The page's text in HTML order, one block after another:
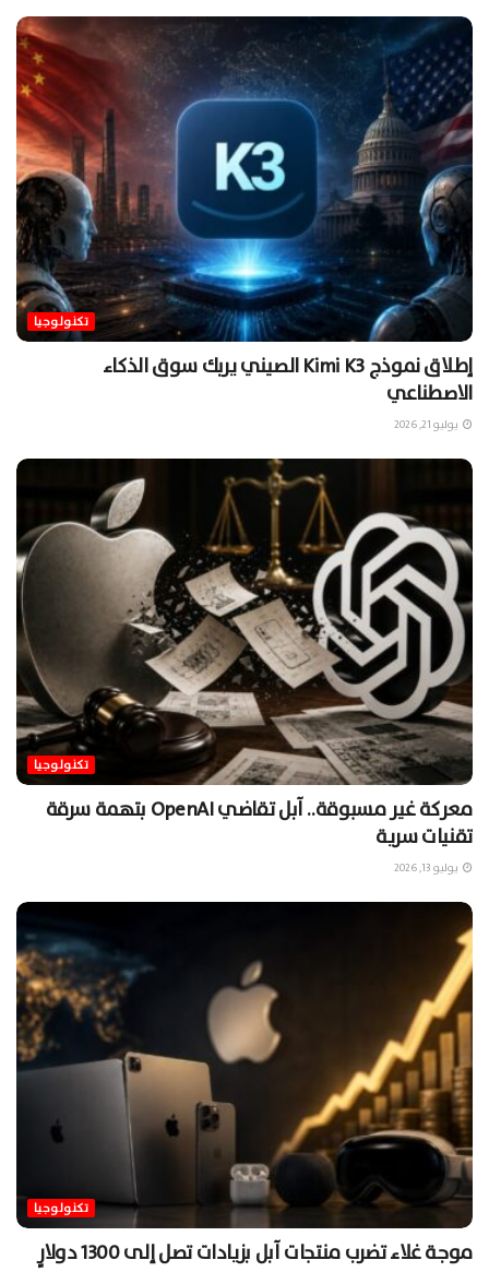
تكنولوجيا
إطلاق نموذج Kimi K3 الصيني يربك سوق الذكاء
الاصطناعي
يوليو 21, 2026
تكنولوجيا
معركة غير مسبوقة.. آبل تقاضي OpenAI بتهمة سرقة
تقنيات سرية
يوليو 13, 2026
تكنولوجيا
موجة غلاء تضرب منتجات آبل بزيادات تصل إلى 1300 دولارٍ